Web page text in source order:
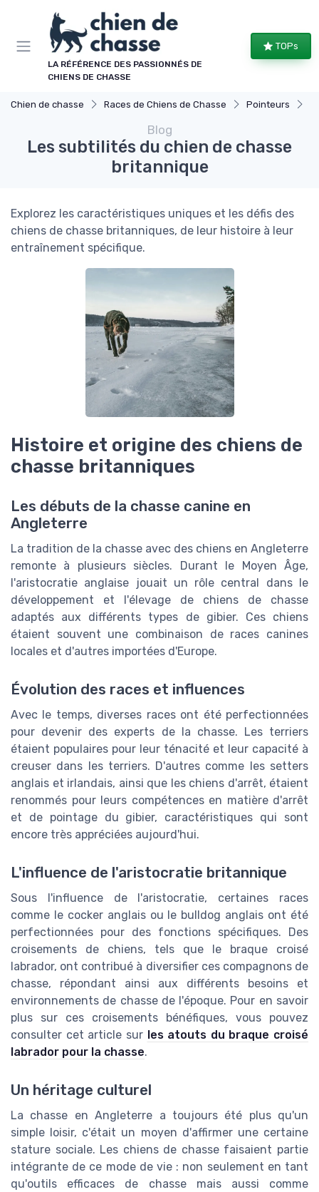
LA RÉFÉRENCE DES PASSIONNÉS DE
CHIENS DE CHASSE
TOPs
Chien de chasse Races de Chiens de Chasse Pointeurs
Blog
Les subtilités du chien de chasse
britannique
Explorez les caractéristiques uniques et les défis des
chiens de chasse britanniques, de leur histoire à leur
entraînement spécifique.
Histoire et origine des chiens de
chasse britanniques
Les débuts de la chasse canine en
Angleterre
La tradition de la chasse avec des chiens en Angleterre
remonte à plusieurs siècles. Durant le Moyen Âge,
l'aristocratie anglaise jouait un rôle central dans le
développement et l'élevage de chiens de chasse
adaptés aux différents types de gibier. Ces chiens
étaient souvent une combinaison de races canines
locales et d'autres importées d'Europe.
Évolution des races et influences
Avec le temps, diverses races ont été perfectionnées
pour devenir des experts de la chasse. Les terriers
étaient populaires pour leur ténacité et leur capacité à
creuser dans les terriers. D'autres comme les setters
anglais et irlandais, ainsi que les chiens d'arrêt, étaient
renommés pour leurs compétences en matière d'arrêt
et de pointage du gibier, caractéristiques qui sont
encore très appréciées aujourd'hui.
L'influence de l'aristocratie britannique
Sous l'influence de l'aristocratie, certaines races
comme le cocker anglais ou le bulldog anglais ont été
perfectionnées pour des fonctions spécifiques. Des
croisements de chiens, tels que le braque croisé
labrador, ont contribué à diversifier ces compagnons de
chasse, répondant ainsi aux différents besoins et
environnements de chasse de l'époque. Pour en savoir
plus sur ces croisements bénéfiques, vous pouvez
consulter cet article sur les atouts du braque croisé
labrador pour la chasse.
Un héritage culturel
La chasse en Angleterre a toujours été plus qu'un
simple loisir, c'était un moyen d'affirmer une certaine
stature sociale. Les chiens de chasse faisaient partie
intégrante de ce mode de vie : non seulement en tant
qu'outils efficaces de chasse mais aussi comme
Panneau de gestion des cookies